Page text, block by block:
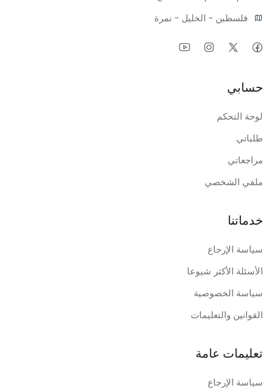
فلسطين - الخليل - نمرة
حسابي
لوحة التحكم
طلباتي
مراجعاتي
ملفي الشخصي
خدماتنا
سياسة الإرجاع
الأسئلة الأكثر شيوعا
سياسة الخصوصية
القوانين والتعليمات
تعليمات عامة
سياسة الإرجاع